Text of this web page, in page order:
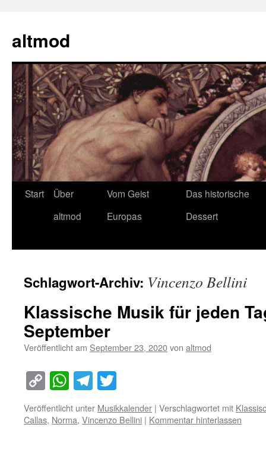
springen
altmod
Start
Über
altmod
Vom Geist
Europas
Das historische
Dessert
Schlagwort-Archiv: Vincenzo Bellini
Klassische Musik für jeden
September
Veröffentlicht am September 23, 2020von altmod
Copy
Link
WhatsApp
Telegram
Veröffentlicht unter Musikkalender | Verschlagwortet mit
Callas, Norma, Vincenzo Bellini | Kommentar hinterlassen